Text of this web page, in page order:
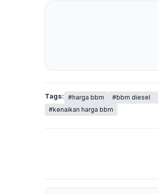
Tags: #harga bbm #bbm diesel
#kenaikan harga bbm